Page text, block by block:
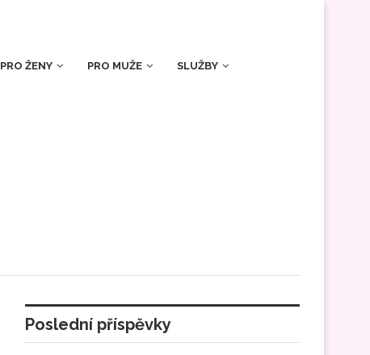
PRO ŽENY PRO MUŽE SLUŽBY
Poslední příspěvky